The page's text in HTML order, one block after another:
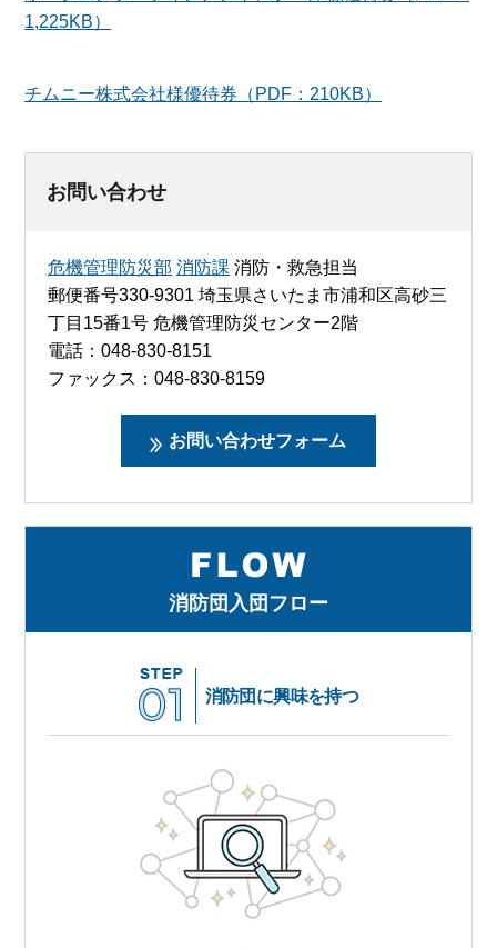
1,225KB）
チムニー株式会社様優待券（PDF：210KB）
お問い合わせ
危機管理防災部 消防課 消防・救急担当
郵便番号330-9301 埼玉県さいたま市浦和区高砂三
丁目15番1号 危機管理防災センター2階
電話：048-830-8151
ファックス：048-830-8159
消防団入団フロー
消防団に興味を持つ